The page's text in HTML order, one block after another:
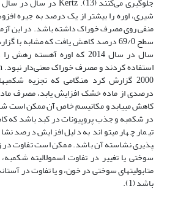
شیری، اوره را بیشتر از یک درصد به جیره
منفی روی مصرف خوراک داشته باشد. در این
2000 گزارش کرد هنگامی که تجزیه
درصدی از ماده خشک افزایش یابد، مصرف
کاهش می­یابد و مکانیسم خاص آن ممکن است
در شکمبه و جذب پروپیونات در کبد باشد
پذیری نشاسته آن باشد. ممکن است تفاوت در
سوختی یا تغییر در تفاوت اسمولالیته
متابولیت­های سوختی در خون، و یا تفاوت در
باشد (1).